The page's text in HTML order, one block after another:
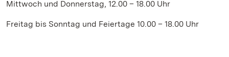
Mittwoch und Donnerstag, 12.00 – 18.00 Uhr
Freitag bis Sonntag und Feiertage 10.00 – 18.00 Uhr